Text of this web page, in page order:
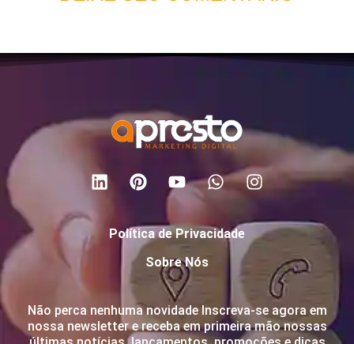
Política de Privacidade
Sobre Nós
Não perca nenhuma novidade Inscreva-se agora em
nossa newsletter e receba em primeira mão nossas